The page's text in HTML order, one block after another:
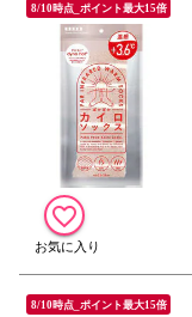
8/10時点_ポイント最大15倍
8/10時点_ポイント最大15倍